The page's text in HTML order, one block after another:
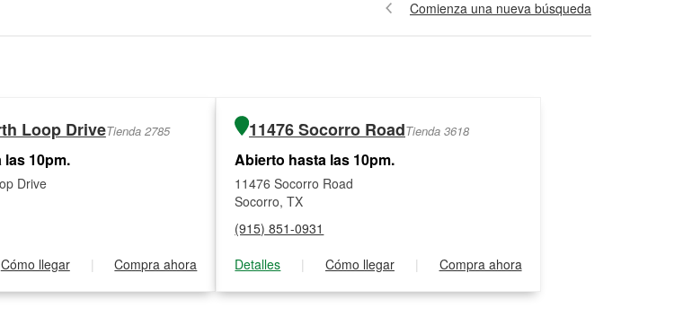
Comienza una nueva búsqueda
Loop DriveTienda 2785
10pm.
Drive
Cómo llegar | Compra ahora
11476 Socorro RoadTienda 3618
Abierto hasta las 10pm.
11476 Socorro Road
Socorro, TX
(915) 851-0931
Detalles
| Cómo llegar | Compra ahora